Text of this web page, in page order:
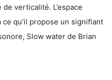
verticalité. L’espace
qu’il propose un signifiant
Slow water de Brian